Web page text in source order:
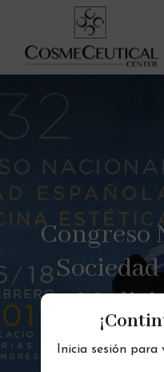
Congreso
Inicia sesión